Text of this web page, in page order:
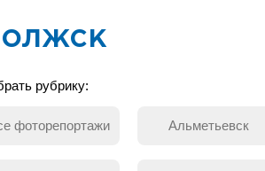
рубрику:
фоторепортажи Альметьевск